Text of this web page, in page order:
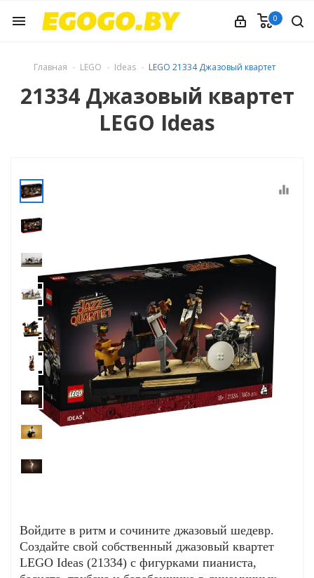
menu 0
Главная LEGO Ideas LEGO 21334 Джазовый квартет
21334 Джазовый квартет
LEGO Ideas
equalizer
Войдите в ритм и сочините джазовый шедевр.
Создайте свой собственный джазовый квартет
LEGO Ideas (21334) с фигурками пианиста,